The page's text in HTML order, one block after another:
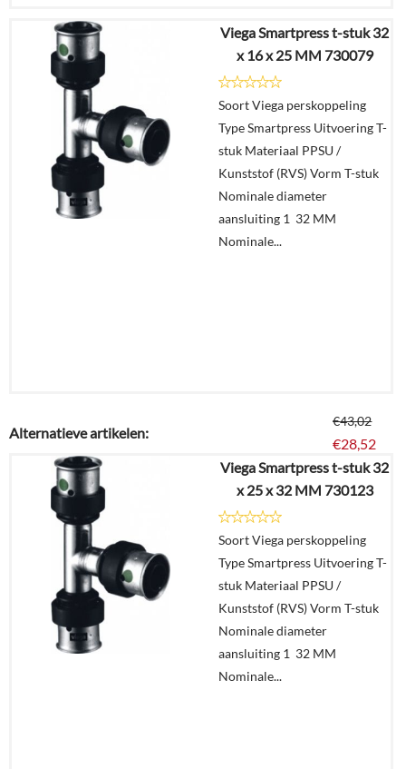
€15,91
€11,48
Details
winkelmand
Viega Smartpress t-stuk 32
x 16 x 25 MM 730079
Soort Viega perskoppeling
Type Smartpress Uitvoering T-
stuk Materiaal PPSU /
Kunststof (RVS) Vorm T-stuk
Nominale diameter
aansluiting 1 32 MM
Nominale...
€43,02
€28,52
Details
In
winkelmand
Alternatieve artikelen:
Viega Smartpress t-stuk 32
x 25 x 32 MM 730123
Soort Viega perskoppeling
Type Smartpress Uitvoering T-
stuk Materiaal PPSU /
Kunststof (RVS) Vorm T-stuk
Nominale diameter
aansluiting 1 32 MM
Nominale...